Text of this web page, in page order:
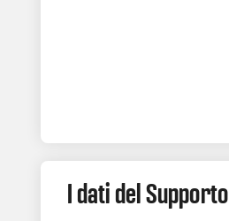
I dati del Supporto